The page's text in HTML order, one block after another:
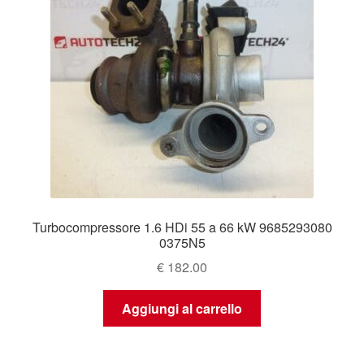
Turbocompressore 1.6 HDi 55 a 66 kW 9685293080
0375N5
€ 182.00
Aggiungi al carrello